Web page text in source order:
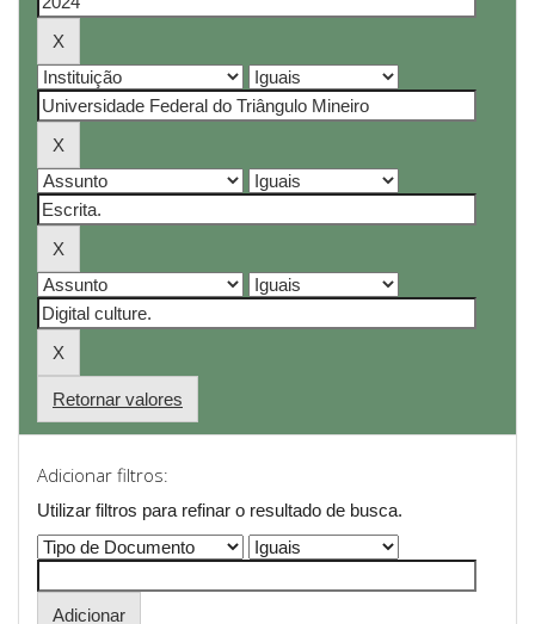
Retornar valores
Adicionar filtros:
Utilizar filtros para refinar o resultado de busca.